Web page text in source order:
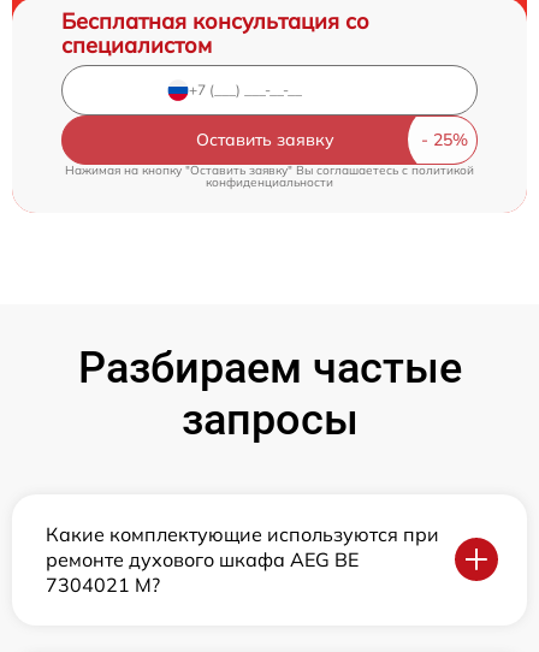
Бесплатная консультация со
специалистом
Оставить заявку
Нажимая на кнопку "Оставить заявку" Вы соглашаетесь cполитикой
конфиденциальности
Разбираем частые
запросы
Какие комплектующие используются при
ремонте духового шкафа AEG BE
7304021 M?